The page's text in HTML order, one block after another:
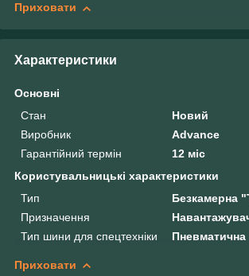
Приховати
Характеристики
Основні
Стан
Новий
Виробник
Advance
Гарантійний термін
12 міс
Користувальницькі характеристики
Тип
Безкамерна
Призначення
Тип шини для спецтехніки
Пневматична
Приховати